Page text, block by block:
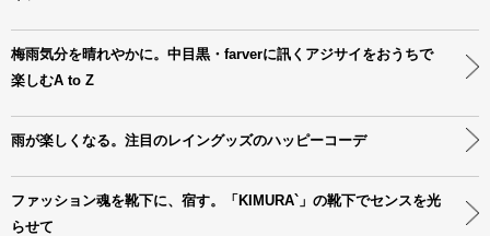
梅雨気分を晴れやかに。中目黒・farverに訊くアジサイをおうちで
楽しむA to Z
雨が楽しくなる。注目のレイングッズのハッピーコーデ
ファッション魂を靴下に、宿す。「KIMURA`」の靴下でセンスを光
らせて